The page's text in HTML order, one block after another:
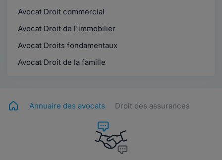
Avocat Droit commercial
Avocat Droit de l'immobilier
Avocat Droits fondamentaux
Avocat Droit de la famille
Annuaire des avocats Droit des assurances